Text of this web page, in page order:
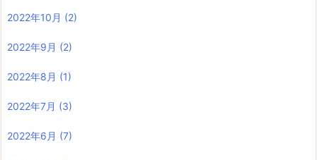
2022年10月 (2)
2022年9月 (2)
2022年8月 (1)
2022年7月 (3)
2022年6月 (7)